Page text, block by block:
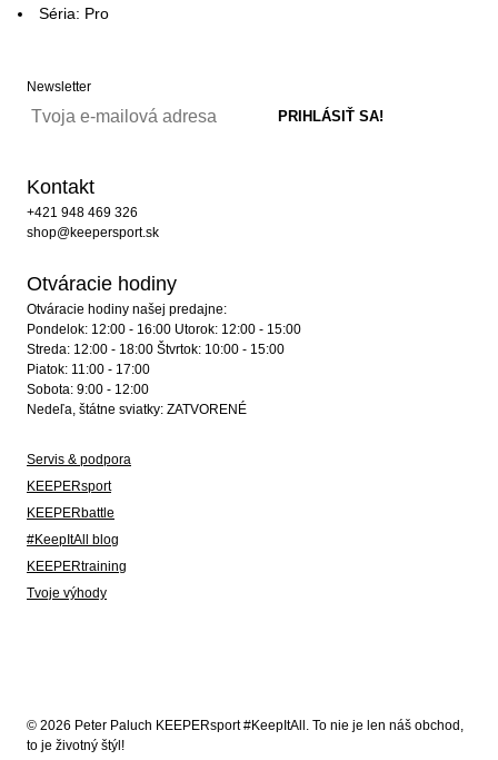
Séria: Pro
Newsletter
Kontakt
+421 948 469 326
shop@keepersport.sk
Otváracie hodiny
Otváracie hodiny našej predajne:
Pondelok: 12:00 - 16:00 Utorok: 12:00 - 15:00
Streda: 12:00 - 18:00 Štvrtok: 10:00 - 15:00
Piatok: 11:00 - 17:00
Sobota: 9:00 - 12:00
Nedeľa, štátne sviatky: ZATVORENÉ
Servis & podpora
KEEPERsport
KEEPERbattle
#KeepItAll blog
KEEPERtraining
Tvoje výhody
© 2026 Peter Paluch KEEPERsport #KeepItAll. To nie je len náš obchod,
to je životný štýl!